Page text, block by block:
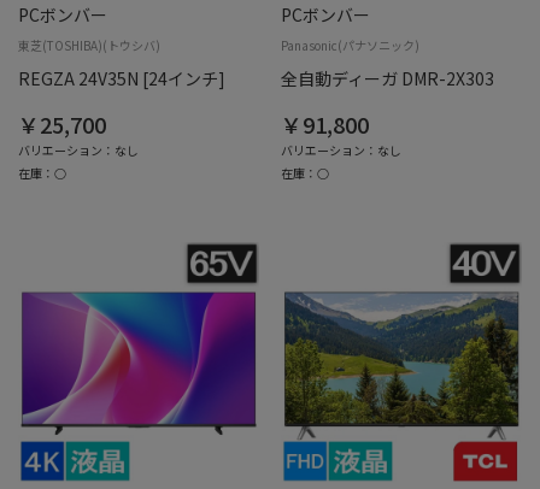
PCボンバー
東芝(TOSHIBA)(トウシバ)
REGZA 24V35N [24インチ]
￥25,700
バリエーション：なし
在庫：○
PCボンバー
Panasonic(パナソニック)
全自動ディーガ DMR-2X303
￥91,800
バリエーション：なし
在庫：○